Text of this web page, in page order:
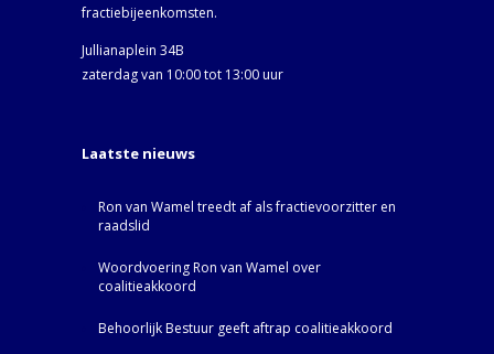
fractiebijeenkomsten.
Jullianaplein 34B
zaterdag van 10:00 tot 13:00 uur
Laatste nieuws
Ron van Wamel treedt af als fractievoorzitter en
raadslid
Woordvoering Ron van Wamel over
coalitieakkoord
Behoorlijk Bestuur geeft aftrap coalitieakkoord